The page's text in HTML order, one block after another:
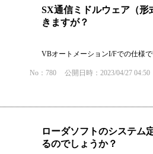
SX通信ミドルウェア（
きますが？
VBオートメーションI/Fでの仕様
No：780 公開日時：2023/04/27 04:50
ローダソフトのシステム
るのでしょうか？